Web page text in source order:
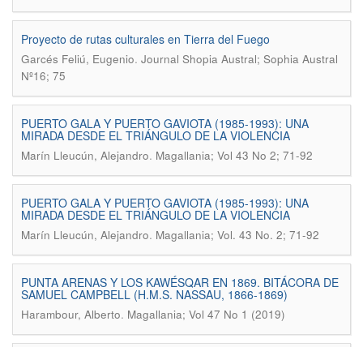
Proyecto de rutas culturales en Tierra del Fuego
Garcés Feliú, Eugenio. Journal Shopia Austral; Sophia Austral
Nº16; 75
PUERTO GALA Y PUERTO GAVIOTA (1985-1993): UNA
MIRADA DESDE EL TRIÁNGULO DE LA VIOLENCIA
Marín Lleucún, Alejandro. Magallania; Vol 43 No 2; 71-92
PUERTO GALA Y PUERTO GAVIOTA (1985-1993): UNA
MIRADA DESDE EL TRIÁNGULO DE LA VIOLENCIA
Marín Lleucún, Alejandro. Magallania; Vol. 43 No. 2; 71-92
PUNTA ARENAS Y LOS KAWÉSQAR EN 1869. BITÁCORA DE
SAMUEL CAMPBELL (H.M.S. NASSAU, 1866-1869)
Harambour, Alberto. Magallania; Vol 47 No 1 (2019)